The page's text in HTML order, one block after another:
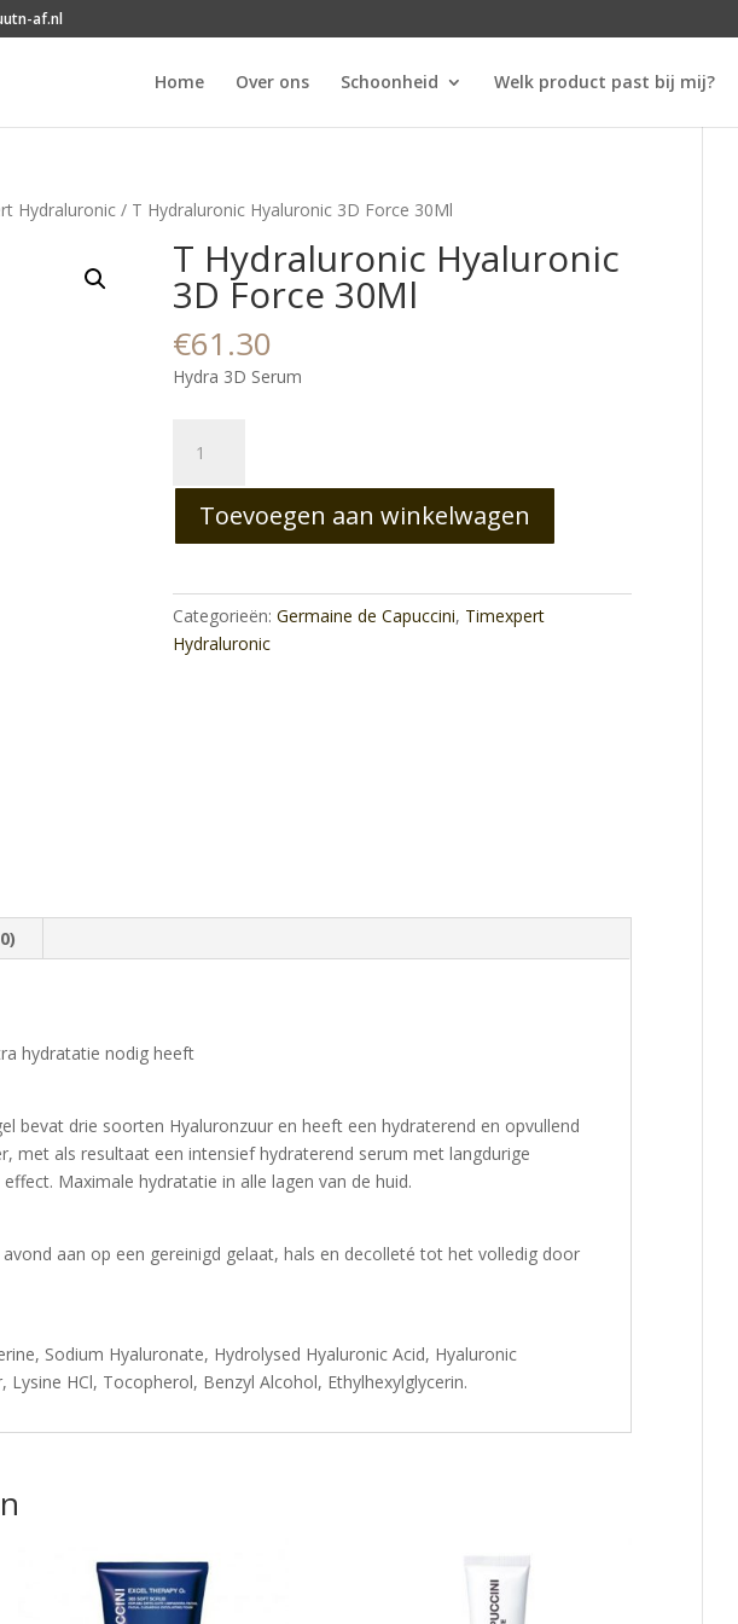
af.nl
Home Over ons Schoonheid Welk product past bij mij?
Hydraluronic / T Hydraluronic Hyaluronic 3D Force 30Ml
T Hydraluronic Hyaluronic
3D Force 30Ml
€61.30
Hydra 3D Serum
Hydraluronic
Hyaluronic
Force
aantal
Toevoegen aan winkelwagen
Categorieën:Germaine de Capuccini, Timexpert
Hydraluronic
hydratatie nodig heeft
bevat drie soorten Hyaluronzuur en heeft een hydraterend en opvullend
met als resultaat een intensief hydraterend serum met langdurige
Maximale hydratatie in alle lagen van de huid.
aan op een gereinigd gelaat, hals en decolleté tot het volledig door
Sodium Hyaluronate, Hydrolysed Hyaluronic Acid, Hyaluronic
HCl, Tocopherol, Benzyl Alcohol, Ethylhexylglycerin.